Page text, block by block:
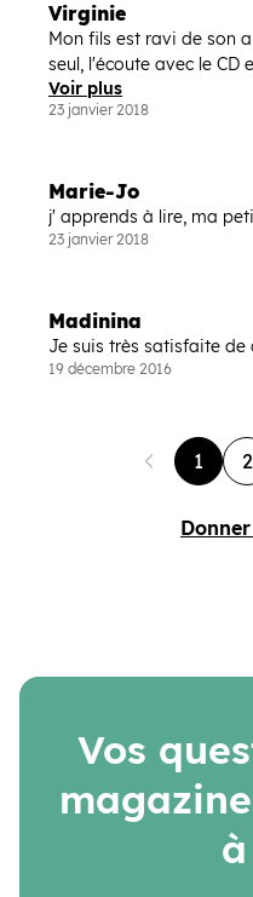
Virginie
Mon fils est ravi de son
seul, l'écoute avec le CD
Voir plus
23 janvier 2018
Marie-Jo
j' apprends à lire, ma
23 janvier 2018
Madinina
Je suis très satisfaite de
19 décembre 2016
1 2
Vos